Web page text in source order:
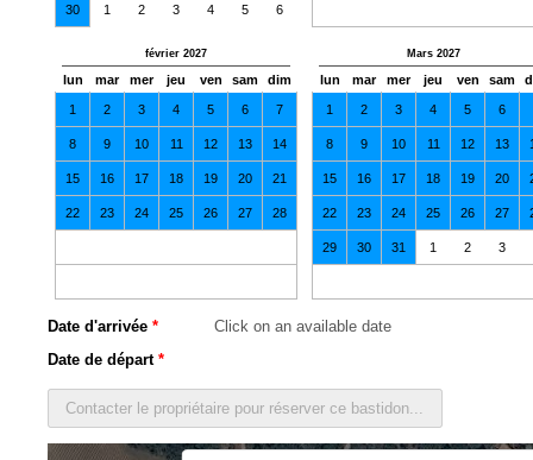
30 1 2 3 4 5 6
février 2027
lun mar mer jeu ven sam dim
1 2 3 4 5 6 7
8 9 10 11 12 13 14
15 16 17 18 19 20 21
22 23 24 25 26 27 28
Mars 2027
lun mar mer jeu ven sam
1 2 3 4 5 6
8 9 10 11 12 13
15 16 17 18 19 20
22 23 24 25 26 27
29 30 31 1 2 3
Date d'arrivée *
Date de départ *
For development purposes
For development purposes only